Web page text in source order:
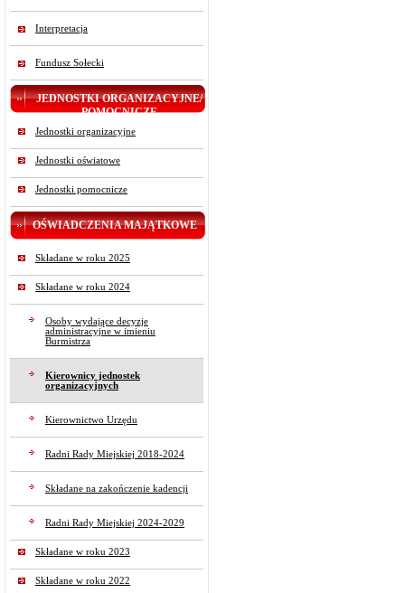
Interpretacja
Fundusz Sołecki
JEDNOSTKI ORGANIZACYJNE/
POMOCNICZE
Jednostki organizacyjne
Jednostki oświatowe
Jednostki pomocnicze
OŚWIADCZENIA MAJĄTKOWE
Składane w roku 2025
Składane w roku 2024
Osoby wydające decyzje
administracyjne w imieniu
Burmistrza
Kierownicy jednostek
organizacyjnych
Kierownictwo Urzędu
Radni Rady Miejskiej 2018-2024
Składane na zakończenie kadencji
Radni Rady Miejskiej 2024-2029
Składane w roku 2023
Składane w roku 2022